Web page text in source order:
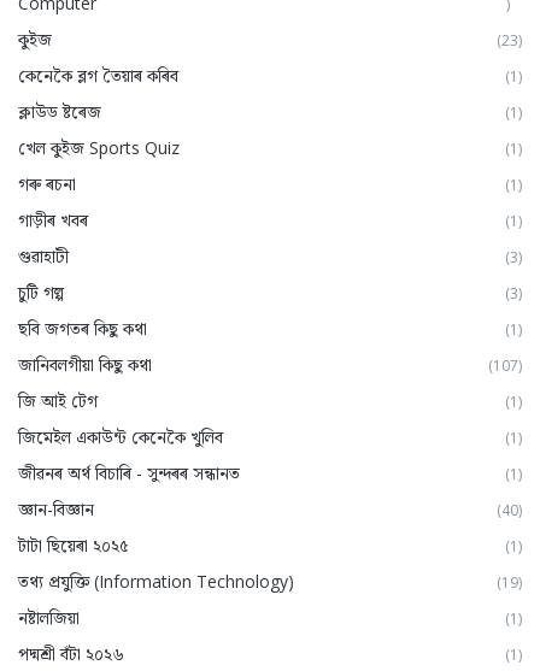
)
কুইজ (23)
কেনেকৈ ব্লগ তৈয়াৰ কৰিব (1)
ক্লাউড ষ্টৰেজ (1)
খেল কুইজ Sports Quiz (1)
গৰু ৰচনা (1)
গাড়ীৰ খবৰ (1)
গুৱাহাটী (3)
চুটি গল্প (3)
ছবি জগতৰ কিছু কথা (1)
জানিবলগীয়া কিছু কথা (107)
জি আই টেগ (1)
জিমেইল একাউন্ট কেনেকৈ খুলিব (1)
জীৱনৰ অৰ্থ বিচাৰি - সুন্দৰৰ সন্ধানত (1)
জ্ঞান-বিজ্ঞান (40)
টাটা ছিয়েৰা ২০২৫ (1)
তথ্য প্ৰযুক্তি (Information Technology) (19)
নষ্টালজিয়া (1)
পদ্মশ্ৰী বঁটা ২০২৬ (1)